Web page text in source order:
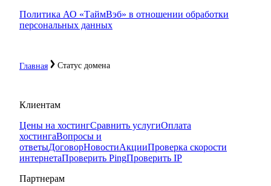
Главная Статус домена
Политика АО «ТаймВэб» в отношении обработки
персональных данных
Клиентам
Цены на хостингСравнить услугиОплата
хостингаВопросы и
ответыДоговорНовостиАкцииПроверка скорости
интернетаПроверить PingПроверить IP
Партнерам